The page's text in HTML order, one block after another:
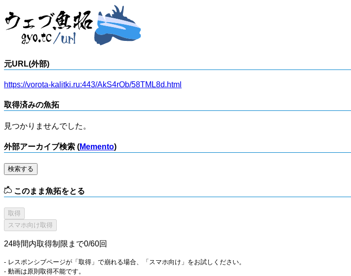
元URL(外部)
https://vorota-kalitki.ru:443/AkS4rOb/58TML8d.html
取得済みの魚拓
見つかりませんでした。
外部アーカイブ検索 (Memento)
検索する
このまま魚拓をとる
24時間内取得制限まで0/60回
- レスポンシブページが「取得」で崩れる場合、「スマホ向け」をお試しください。
- 動画は原則取得不能です。